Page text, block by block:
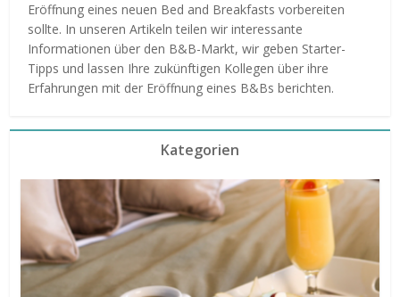
Eröffnung eines neuen Bed and Breakfasts vorbereiten
sollte. In unseren Artikeln teilen wir interessante
Informationen über den B&B-Markt, wir geben Starter-
Tipps und lassen Ihre zukünftigen Kollegen über ihre
Erfahrungen mit der Eröffnung eines B&Bs berichten.
Kategorien